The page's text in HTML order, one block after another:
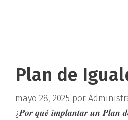
Plan de
mayo 28, 2025 por
¿𝑷𝒐𝒓 𝒒𝒖𝒆́ 𝒊𝒎𝒑𝒍𝒂𝒏𝒕𝒂𝒓 𝒖𝒏 𝑷𝒍𝒂𝒏